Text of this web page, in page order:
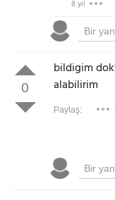
8 yıl
0
bildigim
alabilirim
Paylaş: